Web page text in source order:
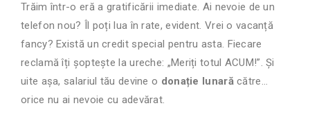
Trăim într-o eră a gratificării imediate. Ai nevoie de un
telefon nou? Îl poți lua în rate, evident. Vrei o vacanță
fancy? Există un credit special pentru asta. Fiecare
reclamă îți șoptește la ureche: „Meriți totul ACUM!”. Și
uite așa, salariul tău devine o donație lunarăcătre…
orice nu ai nevoie cu adevărat.